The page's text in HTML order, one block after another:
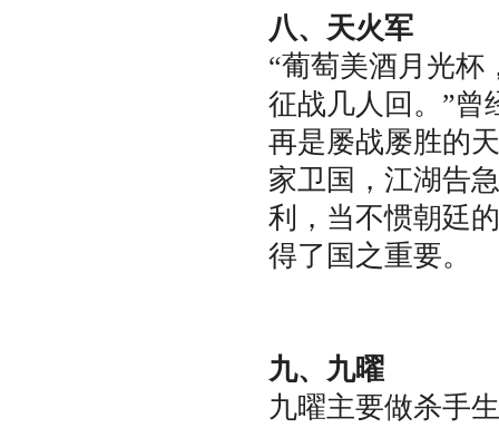
八、天火军
“葡萄美酒月光杯
征战几人回。”曾
再是屡战屡胜的
家卫国，江湖告
利，当不惯朝廷
得了国之重要。
九、九曜
九曜主要做杀手